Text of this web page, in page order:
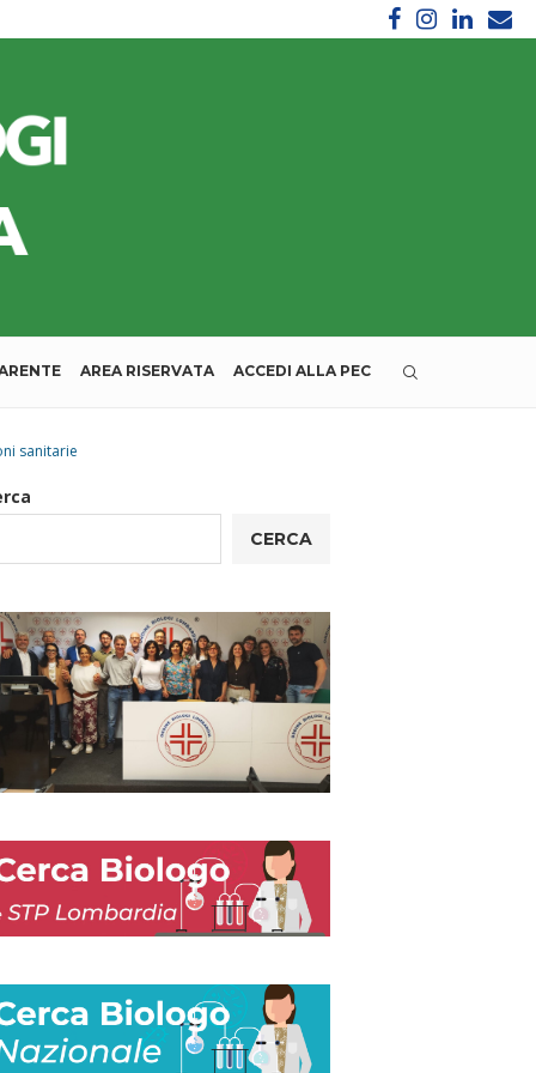
AREA RISERVATA ACCEDI ALLA PEC
sanitarie
CERCA